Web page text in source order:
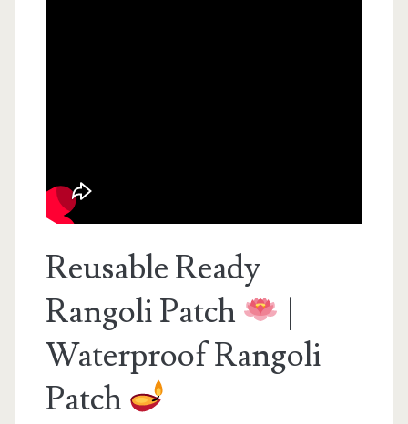
Reusable Ready
Rangoli Patch
|
Waterproof Rangoli
Patch